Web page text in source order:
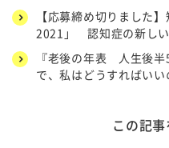
【応募締め切りました
2021」 認知症の新し
『老後の年表 人生後
で、私はどうすればいい
この記